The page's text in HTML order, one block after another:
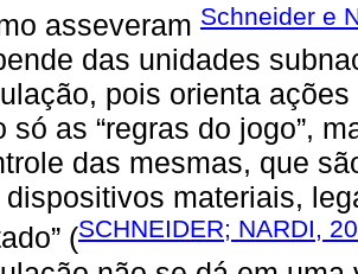
asseveram Schneider e
das unidades
pois orienta
só as “regras do jogo”,
das mesmas, que
dispositivos materiais,
(SCHNEIDER; NARDI,